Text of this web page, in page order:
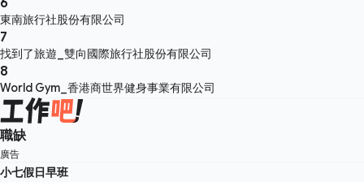
東南旅行社股份有限公司
7
找到了旅遊_雙向國際旅行社股份有限公司
8
World Gym_香港商世界健身事業有限公司
職缺
廣告
小七假日早班